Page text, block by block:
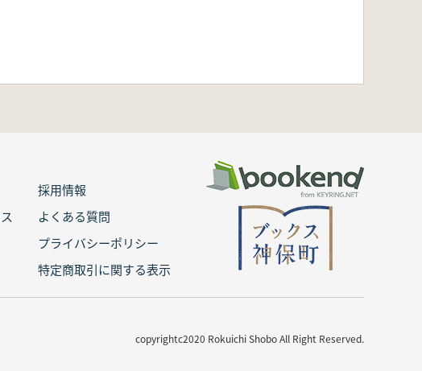
採用情報
よくある質問
プライバシーポリシー
特定商取引に関する表示
copyrightc2020 Rokuichi Shobo All Right Reserved.